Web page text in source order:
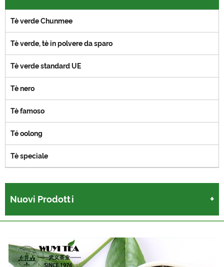
Tè verde Chunmee
Tè verde, tè in polvere da sparo
Tè verde standard UE
Tè nero
Tè famoso
Té oolong
Tè speciale
Nuovi Prodotti